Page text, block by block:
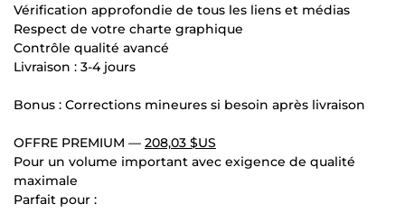
Vérification approfondie de tous les liens et médias
Respect de votre charte graphique
Contrôle qualité avancé
Livraison : 3-4 jours
Bonus : Corrections mineures si besoin après livraison
OFFRE PREMIUM — 208,03 $US
Pour un volume important avec exigence de qualité
maximale
Parfait pour :